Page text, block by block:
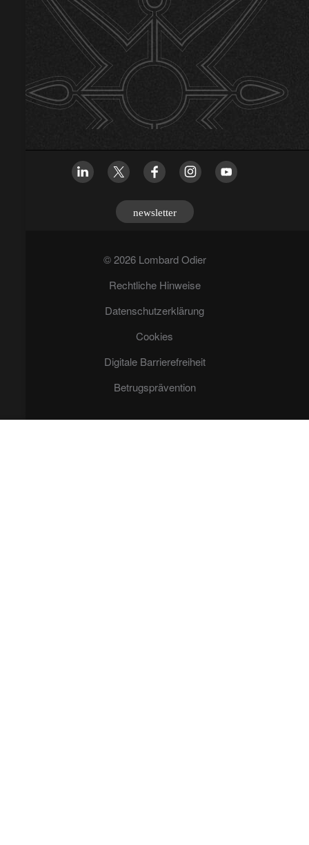
newsletter
© 2026 Lombard Odier
Rechtliche Hinweise
Datenschutzerklärung
Cookies
Digitale Barrierefreiheit
Betrugsprävention